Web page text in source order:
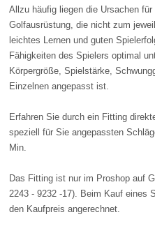
Allzu häufig liegen die Ursachen
Golfausrüstung, die nicht zum
leichtes Lernen und guten
Fähigkeiten des Spielers optimal
Körpergröße, Spielstärke,
Einzelnen angepasst ist.
Erfahren Sie durch ein Fitting
speziell für Sie angepassten
Min.
Das Fitting ist nur im Proshop auf
2243 - 9232 -17). Beim Kauf eines
den Kaufpreis angerechnet.